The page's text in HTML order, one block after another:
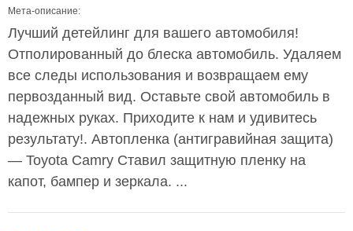
Мета-описание:
Лучший детейлинг для вашего автомобиля!
Отполированный до блеска автомобиль. Удаляем
все следы использования и возвращаем ему
первозданный вид. Оставьте свой автомобиль в
надежных руках. Приходите к нам и удивитесь
результату!. Автопленка (антигравийная защита)
— Toyota Camry Ставил защитную пленку на
капот, бампер и зеркала. ...